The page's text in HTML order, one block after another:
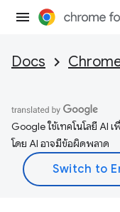
Docs
Google ใช้เทคโนโลยี AI
โดย AI อาจมีข้อผิดพลาด